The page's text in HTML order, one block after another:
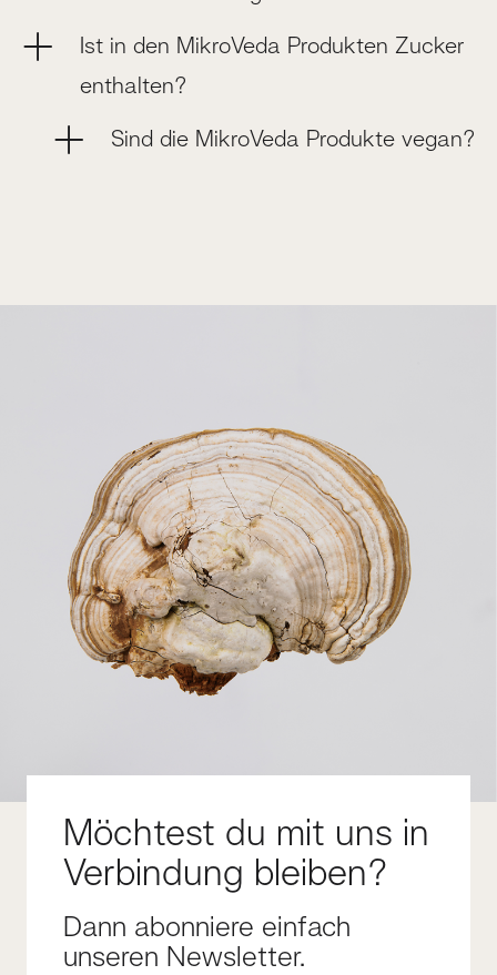
Ist in den MikroVeda Produkten Zucker
enthalten?
Sind die MikroVeda Produkte vegan?
Möchtest du mit uns in
Verbindung bleiben?
Dann abonniere einfach
unseren Newsletter.